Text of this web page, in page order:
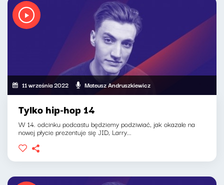
11 września 2022 Mateusz Andruszkiewicz
Tylko hip-hop 14
W 14. odcinku podcastu będziemy podziwiać, jak okazale na
nowej płycie prezentuje się JID, Larry...